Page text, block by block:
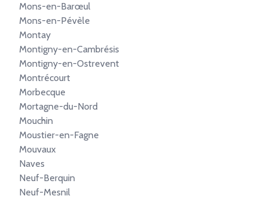
Mons-en-Barœul
Mons-en-Pévèle
Montay
Montigny-en-Cambrésis
Montigny-en-Ostrevent
Montrécourt
Morbecque
Mortagne-du-Nord
Mouchin
Moustier-en-Fagne
Mouvaux
Naves
Neuf-Berquin
Neuf-Mesnil